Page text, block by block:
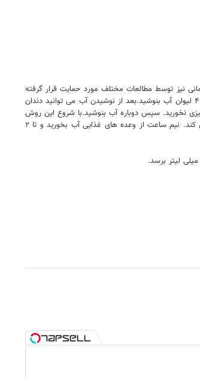
نیز توسط مطالعات مختلف مورد حمایت قرار گرفته
است. در اینجا یک برنامه آموزشی مناسب در مورد این که چگونه می توانید از روش آب درمانی پیروی کنید، آورده شده است. به محض اینکه صبح از خواب بیدار شدید، قبل از هرکاری ۴ لیوان آب بنوشید.بعد از نوشیدن آب می توانید دندان
معمول، دو ساعت چیزی نخورید. سپس دوباره آب بنوشید.با شروع این روش
آب درمانی ولرم، حداکثر فایده را به دست خواهد آورد. همچنین می توانید عصاره لیمو را به آب ولرم اضافه کنید و آن را با شکم خالی بنوشید. این کار به تصفیه سموم بدن کمک می کند. نیم ساعت از وعده های غذایی آب بخورید و تا ۲